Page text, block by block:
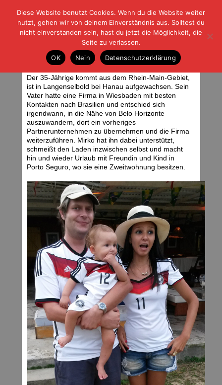
| | |BLOG-GFußball und der Rest
HOME|REGELN|IMPRESSUM |DATENSCHUTZ
Mirko schmeißt den Laden
Dienstag, 24.06.14 | 06:18 Uhr
Foto: JCM
Der 35-Jährige kommt aus dem Rhein-Main-Gebiet,
ist in Langenselbold bei Hanau aufgewachsen. Sein
Vater hatte eine Firma in Wiesbaden mit besten
Kontakten nach Brasilien und entschied sich
irgendwann, in die Nähe von Belo Horizonte
auszuwandern, dort ein vorheriges
Partnerunternehmen zu übernehmen und die Firma
weiterzuführen. Mirko hat ihn dabei unterstützt,
schmeißt den Laden inzwischen selbst und macht
hin und wieder Urlaub mit Freundin und Kind in
Porto Seguro, wo sie eine Zweitwohnung besitzen.
Diese Website benutzt Cookies. Wenn du die Website weiter
nutzt, gehen wir von deinem Einverständnis aus. Solltest du
nicht einverstanden sein, hast du jetzt die Möglichkeit, die
Seite zu verlassen.
OK
Nein Datenschutzerklärung